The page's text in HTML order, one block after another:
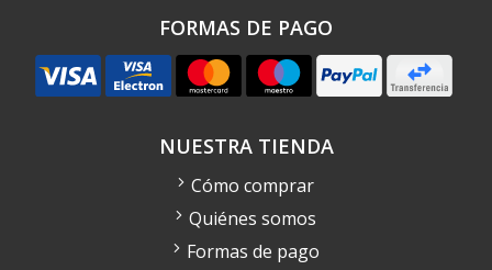
FORMAS DE PAGO
NUESTRA TIENDA
Cómo comprar
Quiénes somos
Formas de pago